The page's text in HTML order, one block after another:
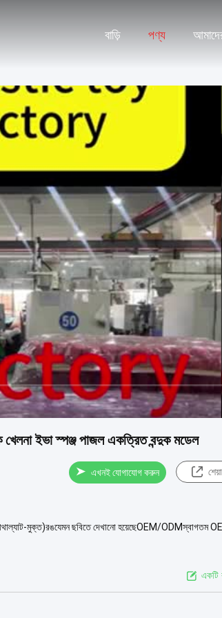
বাড়ি পণ্য
খেলনা ইভা স্পঞ্জ পাজল একত্রিত বন্দুক মডেল
এখনই যোগাযোগ করুন
মুক্ত)রঙযেমন ছবিতে দেখানো হয়েছেOEM/ODMস্বাগতম
একটি